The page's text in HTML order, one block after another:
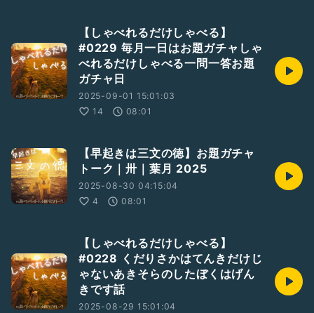
【しゃべれるだけしゃべる】
#0229 毎月一日はお題ガチャしゃ
べれるだけしゃべる一問一答お題
ガチャ日
2025-09-01 15:01:03
14
08:01
【早起きは三文の徳】お題ガチャ
トーク｜卅｜葉月 2025
2025-08-30 04:15:04
4
08:01
【しゃべれるだけしゃべる】
#0228 くだりさかはてんきだけじ
ゃないあきそらのしたぼくはげん
きです話
2025-08-29 15:01:04